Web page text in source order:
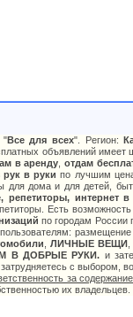
"Все для всех". Регион:
объявлений
в аренду ,отдам
рук в руки по лучшим
дома и для детей,
интернет
Есть
по городам России
,ЛИЧНЫЕ ВЕЩИ,
В ДОБРЫЕ РУКИ. и
с выбором,
за
их владельцев.